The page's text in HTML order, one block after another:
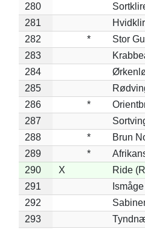
280
281
282
*
Stor
283
284
285
286
*
287
288
*
Brun
289
*
290
X
Ride
291
292
293